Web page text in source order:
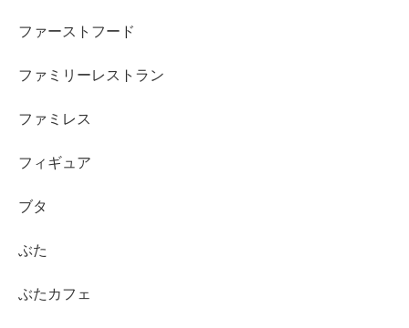
ファーストフード
ファミリーレストラン
ファミレス
フィギュア
ブタ
ぶた
ぶたカフェ